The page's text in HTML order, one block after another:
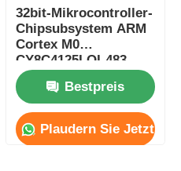
32bit-Mikrocontroller-
Chipsubsystem ARM
Cortex M0
CY8C4125LQI-483
Bestpreis
Plaudern Sie Jetzt